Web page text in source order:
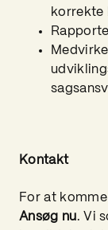
korrekte
Kontakt
For at
Ansøg nu. Vi